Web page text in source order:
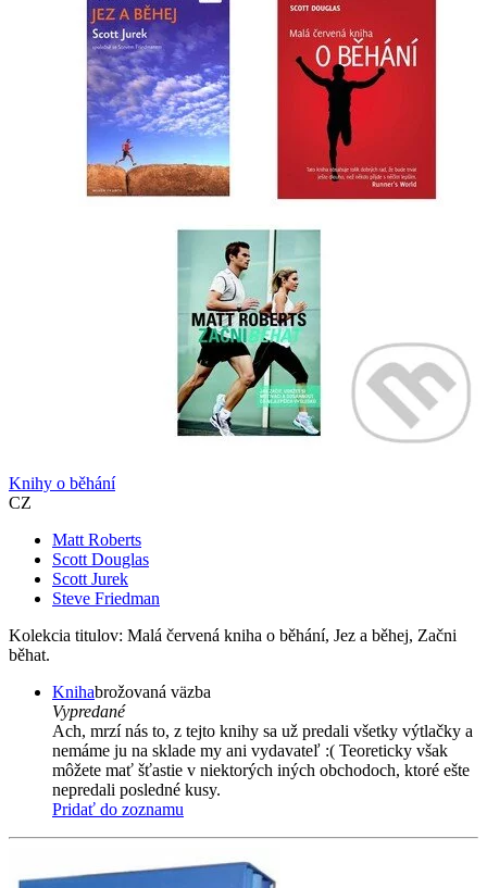
Knihy o běhání
CZ
Matt Roberts
Scott Douglas
Scott Jurek
Steve Friedman
Kolekcia titulov: Malá červená kniha o běhání, Jez a běhej, Začni
běhat.
Knihabrožovaná väzba
Vypredané
Ach, mrzí nás to, z tejto knihy sa už predali všetky výtlačky a
nemáme ju na sklade my ani vydavateľ :( Teoreticky však
môžete mať šťastie v niektorých iných obchodoch, ktoré ešte
nepredali posledné kusy.
Pridať do zoznamu